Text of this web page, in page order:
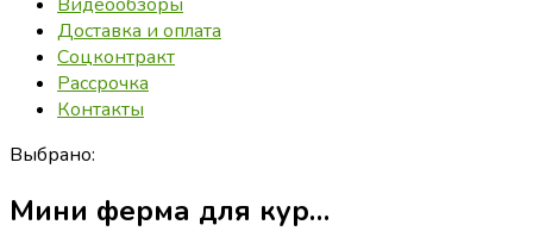
Доставка и оплата
Соцконтракт
Рассрочка
Контакты
Выбрано:
Мини ферма для кур…